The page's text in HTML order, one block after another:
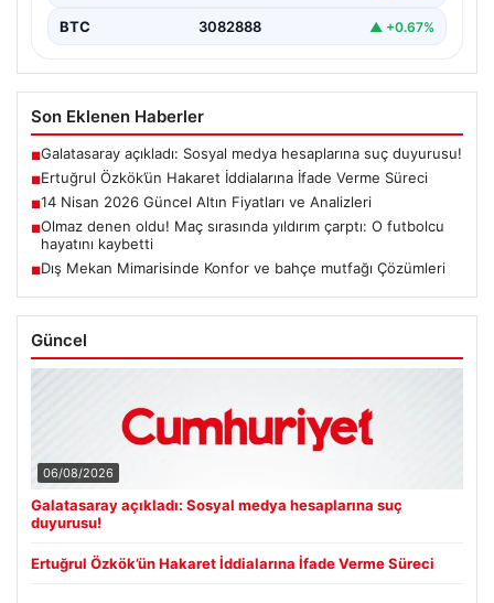
BTC 3082888 ▲ +0.67%
Son Eklenen Haberler
■Galatasaray açıkladı: Sosyal medya hesaplarına suç duyurusu!
■Ertuğrul Özkök’ün Hakaret İddialarına İfade Verme Süreci
■14 Nisan 2026 Güncel Altın Fiyatları ve Analizleri
■Olmaz denen oldu! Maç sırasında yıldırım çarptı: O futbolcu
hayatını kaybetti
■Dış Mekan Mimarisinde Konfor ve bahçe mutfağı Çözümleri
Güncel
06/08/2026
Galatasaray açıkladı: Sosyal medya hesaplarına suç
duyurusu!
Ertuğrul Özkök’ün Hakaret İddialarına İfade Verme Süreci